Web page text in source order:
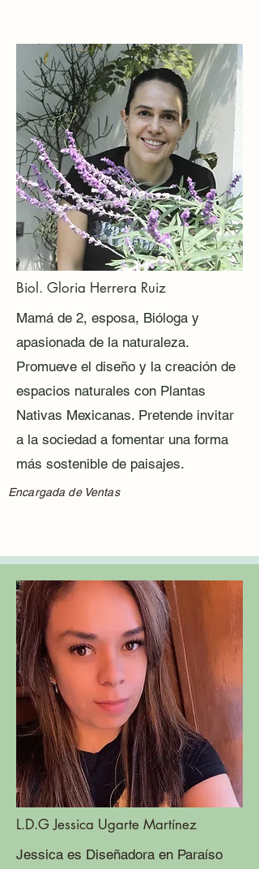
Biol. Gloria Herrera Ruiz
Mamá de 2, esposa, Bióloga y
apasionada de la naturaleza.
Promueve el diseño y la creación de
espacios naturales con Plantas
Nativas Mexicanas. Pretende invitar
a la sociedad a fomentar una forma
más sostenible de paisajes.
Encargada de Ventas
L.D.G Jessica Ugarte Martínez
Jessica es Diseñadora en Paraíso